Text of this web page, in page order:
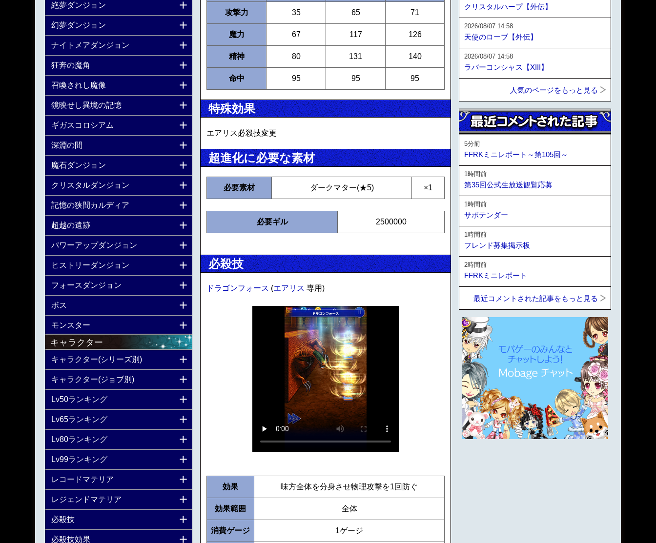
攻撃力 35 65 71
魔力 67 117 126
精神 80 131 140
命中 95 95 95
特殊効果
エアリス必殺技変更
超進化に必要な素材
必要素材 ダークマター(★5) ×1
必要ギル 2500000
必殺技
ドラゴンフォース (エアリス 専用)
効果 味方全体を分身させ物理攻撃を1回防ぐ
効果範囲 全体
消費ゲージ 1ゲージ
絶夢ダンジョン
幻夢ダンジョン
ナイトメアダンジョン
狂奔の魔角
召喚されし魔像
鏡映せし異境の記憶
ギガスコロシアム
深淵の間
魔石ダンジョン
クリスタルダンジョン
記憶の狭間カルディア
超越の遺跡
パワーアップダンジョン
ヒストリーダンジョン
フォースダンジョン
ボス
モンスター
キャラクター
キャラクター(シリーズ別)
キャラクター(ジョブ別)
Lv50ランキング
Lv65ランキング
Lv80ランキング
Lv99ランキング
レコードマテリア
レジェンドマテリア
必殺技
必殺技効果
クリスタルハープ【外伝】
2026/08/07 14:58
天使のローブ【外伝】
2026/08/07 14:58
ラバーコンシャス【XIII】
人気のページをもっと見る
5分前
FFRKミニレポート～第105回～
1時間前
第35回公式生放送観覧応募
1時間前
サボテンダー
1時間前
フレンド募集掲示板
2時間前
FFRKミニレポート
最近コメントされた記事をもっと見る